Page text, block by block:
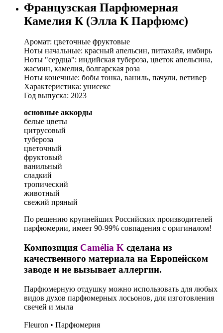
Французская Парфюмерная
Камелия К (Элла К Парфюмс)
Аромат: цветочные фруктовые
Ноты начальные: красный апельсин, питахайя, имбирь
Ноты "сердца": индийская тубероза, цветок апельсина,
жасмин, камелия, болгарская роза
Ноты конечные: бобы тонка, ваниль, пачули, ветивер
Характеристика: унисекс
Год выпуска: 2023
основные аккорды
белые цветы
цитрусовый
тубероза
цветочный
фруктовый
ванильный
сладкий
тропический
животный
свежий пряный
По решению крупнейших Российских производителей
парфюмерии, имеет 90-99% совпадения с оригиналом!
Композиция Camélia K сделана из
качественного материала на Европейском
заводе и не вызывает аллергии.
Парфюмерную отдушку можно использовать для любых
видов духов парфюмерных лосьонов, для изготовления
свечей и мыла
Fleuron • Парфюмерия